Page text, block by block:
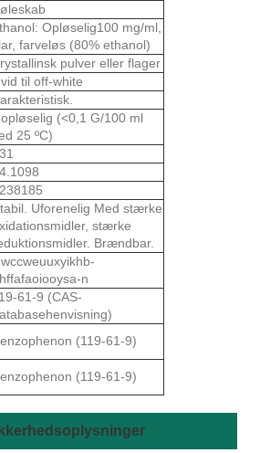
Opløselig100 mg/ml,
farveløs (80% ethanol)
pulver eller flager
til off-white
(<0,1 G/100 ml
25 ºC)
Uforenelig Med stærke
stærke
Brændbar.
n
61-9 (CAS-
(119-61-9)
(119-61-9)